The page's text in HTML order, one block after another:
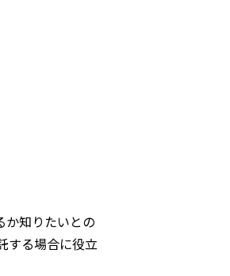
か知りたいとの
する場合に役立